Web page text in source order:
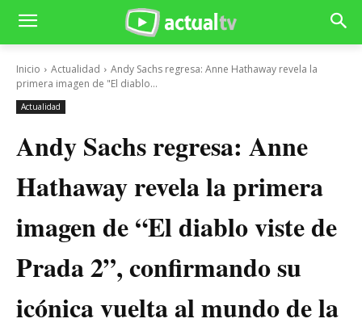
Inicio Actualidad
Andy Sachs regresa: Anne Hathaway revela la
primera imagen de "El diablo...
Actualidad
Andy Sachs regresa: Anne
Hathaway revela la primera
imagen de “El diablo viste de
Prada 2”, confirmando su
icónica vuelta al mundo de la